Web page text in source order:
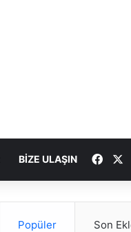
BIZE ULAŞIN
Popüler Son